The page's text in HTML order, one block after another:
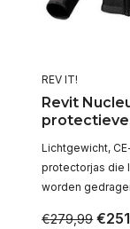
REV IT!
Revit
Lichtgewicht,
protectorjas die
worden
€279,99